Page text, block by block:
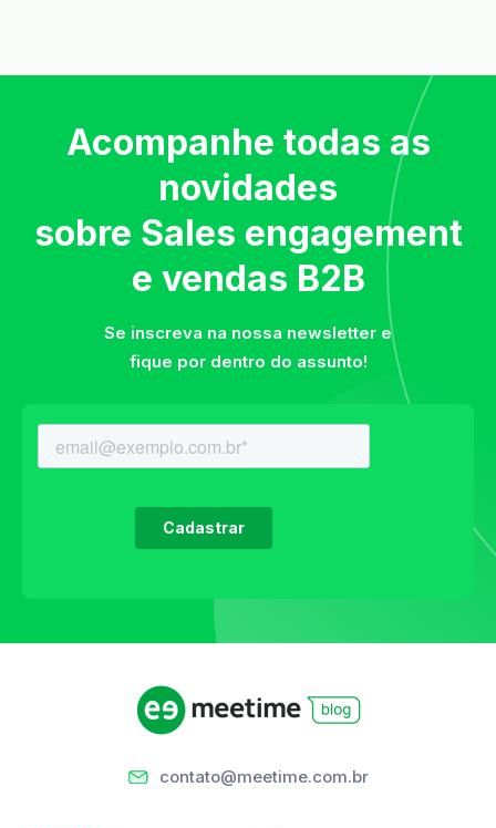
Acompanhe todas as
novidades
sobre Sales engagement
e vendas B2B
Se inscreva na nossa newsletter e
fique por dentro do assunto!
contato@meetime.com.br